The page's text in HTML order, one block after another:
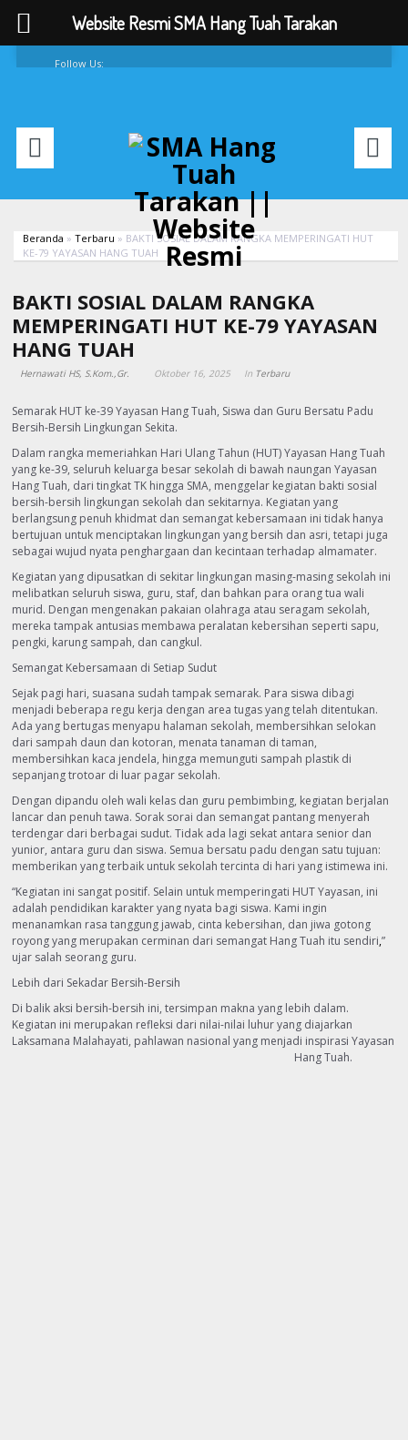
Follow Us:
Beranda »Terbaru » BAKTI SOSIAL DALAM RANGKA MEMPERINGATI HUT
KE-79 YAYASAN HANG TUAH
BAKTI SOSIAL DALAM RANGKA
MEMPERINGATI HUT KE-79 YAYASAN
HANG TUAH
Hernawati HS, S.Kom.,Gr. Oktober 16, 2025 In Terbaru
Semarak HUT ke-39 Yayasan Hang Tuah, Siswa dan Guru Bersatu Padu
Bersih-Bersih Lingkungan Sekita.
Dalam rangka memeriahkan Hari Ulang Tahun (HUT) Yayasan Hang Tuah
yang ke-39, seluruh keluarga besar sekolah di bawah naungan Yayasan
Hang Tuah, dari tingkat TK hingga SMA, menggelar kegiatan bakti sosial
bersih-bersih lingkungan sekolah dan sekitarnya. Kegiatan yang
berlangsung penuh khidmat dan semangat kebersamaan ini tidak hanya
bertujuan untuk menciptakan lingkungan yang bersih dan asri, tetapi juga
sebagai wujud nyata penghargaan dan kecintaan terhadap almamater.
Kegiatan yang dipusatkan di sekitar lingkungan masing-masing sekolah ini
melibatkan seluruh siswa, guru, staf, dan bahkan para orang tua wali
murid. Dengan mengenakan pakaian olahraga atau seragam sekolah,
mereka tampak antusias membawa peralatan kebersihan seperti sapu,
pengki, karung sampah, dan cangkul.
Semangat Kebersamaan di Setiap Sudut
Sejak pagi hari, suasana sudah tampak semarak. Para siswa dibagi
menjadi beberapa regu kerja dengan area tugas yang telah ditentukan.
Ada yang bertugas menyapu halaman sekolah, membersihkan selokan
dari sampah daun dan kotoran, menata tanaman di taman,
membersihkan kaca jendela, hingga memunguti sampah plastik di
sepanjang trotoar di luar pagar sekolah.
Dengan dipandu oleh wali kelas dan guru pembimbing, kegiatan berjalan
lancar dan penuh tawa. Sorak sorai dan semangat pantang menyerah
terdengar dari berbagai sudut. Tidak ada lagi sekat antara senior dan
yunior, antara guru dan siswa. Semua bersatu padu dengan satu tujuan:
memberikan yang terbaik untuk sekolah tercinta di hari yang istimewa ini.
“Kegiatan ini sangat positif. Selain untuk memperingati HUT Yayasan, ini
adalah pendidikan karakter yang nyata bagi siswa. Kami ingin
menanamkan rasa tanggung jawab, cinta kebersihan, dan jiwa gotong
royong yang merupakan cerminan dari semangat Hang Tuah itu sendiri,”
ujar salah seorang guru.
Lebih dari Sekadar Bersih-Bersih
Di balik aksi bersih-bersih ini, tersimpan makna yang lebih dalam.
Kegiatan ini merupakan refleksi dari nilai-nilai luhur yang diajarkan
Laksamana Malahayati, pahlawan nasional yang menjadi inspirasi Yayasan
Hang Tuah.
Website Resmi SMA Hang Tuah Tarakan